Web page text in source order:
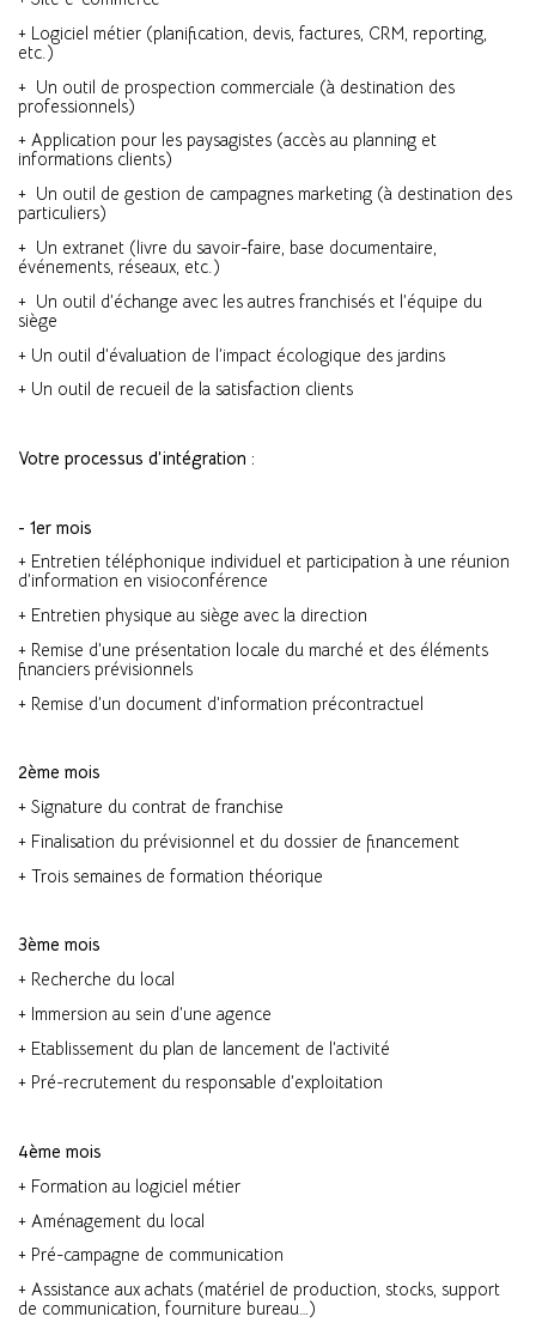
+ Logiciel métier (planification, devis, factures, CRM, reporting,
etc.)
+ Un outil de prospection commerciale (à destination des
professionnels)
+ Application pour les paysagistes (accès au planning et
informations clients)
+ Un outil de gestion de campagnes marketing (à destination des
particuliers)
+ Un extranet (livre du savoir-faire, base documentaire,
événements, réseaux, etc.)
+ Un outil d’échange avec les autres franchisés et l’équipe du
siège
+ Un outil d’évaluation de l’impact écologique des jardins
+ Un outil de recueil de la satisfaction clients
Votre processus d’intégration :
- 1er mois
+ Entretien téléphonique individuel et participation à une réunion
d’information en visioconférence
+ Entretien physique au siège avec la direction
+ Remise d’une présentation locale du marché et des éléments
financiers prévisionnels
+ Remise d’un document d’information précontractuel
2ème mois
+ Signature du contrat de franchise
+ Finalisation du prévisionnel et du dossier de financement
+ Trois semaines de formation théorique
3ème mois
+ Recherche du local
+ Immersion au sein d’une agence
+ Etablissement du plan de lancement de l’activité
+ Pré-recrutement du responsable d’exploitation
4ème mois
+ Formation au logiciel métier
+ Aménagement du local
+ Pré-campagne de communication
+ Assistance aux achats (matériel de production, stocks, support
de communication, fourniture bureau…)